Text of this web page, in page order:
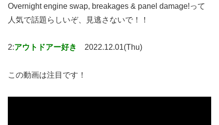
Overnight engine swap, breakages & panel damage!って
人気で話題らしいぞ、見逃さないで！！
2:アウトドアー好き 2022.12.01(Thu)
この動画は注目です！